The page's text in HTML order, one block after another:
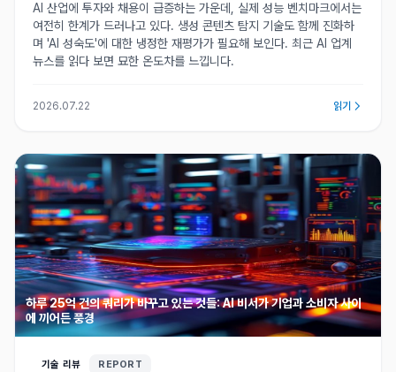
AI 산업에 투자와 채용이 급증하는 가운데, 실제 성능 벤치마크에서는
여전히 한계가 드러나고 있다. 생성 콘텐츠 탐지 기술도 함께 진화하
며 'AI 성숙도'에 대한 냉정한 재평가가 필요해 보인다. 최근 AI 업계
뉴스를 읽다 보면 묘한 온도차를 느낍니다.
2026.07.22 읽기
하루 25억 건의 쿼리가 바꾸고 있는 것들: AI 비서가 기업과 소비자 사이
에 끼어든 풍경
기술 리뷰 REPORT